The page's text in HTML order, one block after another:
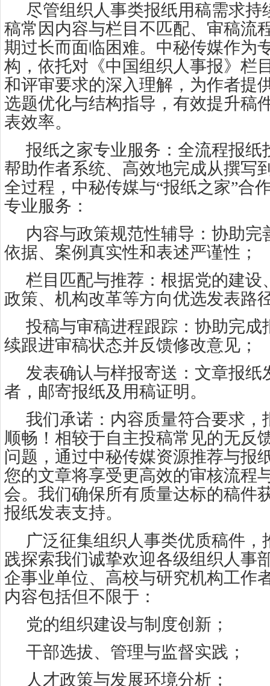
尽管组织人事类报纸用稿需求持
稿常因内容与栏目不匹配、审稿流
期过长而面临困难。中秘传媒作为
构，依托对《中国组织人事报》栏
和评审要求的深入理解，为作者提
选题优化与结构指导，有效提升稿
表效率。
报纸之家专业服务：全流程报纸
帮助作者系统、高效地完成从撰写
全过程，中秘传媒与“报纸之家”合
专业服务：
内容与政策规范性辅导：协助完
依据、案例真实性和表述严谨性；
栏目匹配与推荐：根据党的建设
政策、机构改革等方向优选发表路
投稿与审稿进程跟踪：协助完成
续跟进审稿状态并反馈修改意见；
发表确认与样报寄送：文章报纸
者，邮寄报纸及用稿证明。
我们承诺：内容质量符合要求，
顺畅！相较于自主投稿常见的无反
问题，通过中秘传媒资源推荐与报
您的文章将享受更高效的审核流程
会。我们确保所有质量达标的稿件
报纸发表支持。
广泛征集组织人事类优质稿件，
践探索我们诚挚欢迎各级组织人事
企事业单位、高校与研究机构工作
内容包括但不限于：
党的组织建设与制度创新；
干部选拔、管理与监督实践；
人才政策与发展环境分析；